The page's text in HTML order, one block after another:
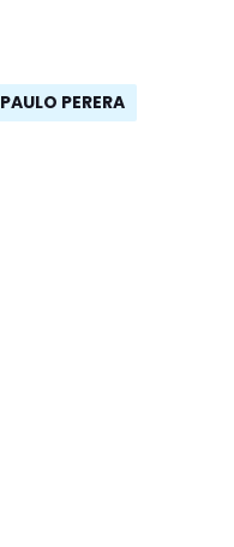
PAULO PERERA